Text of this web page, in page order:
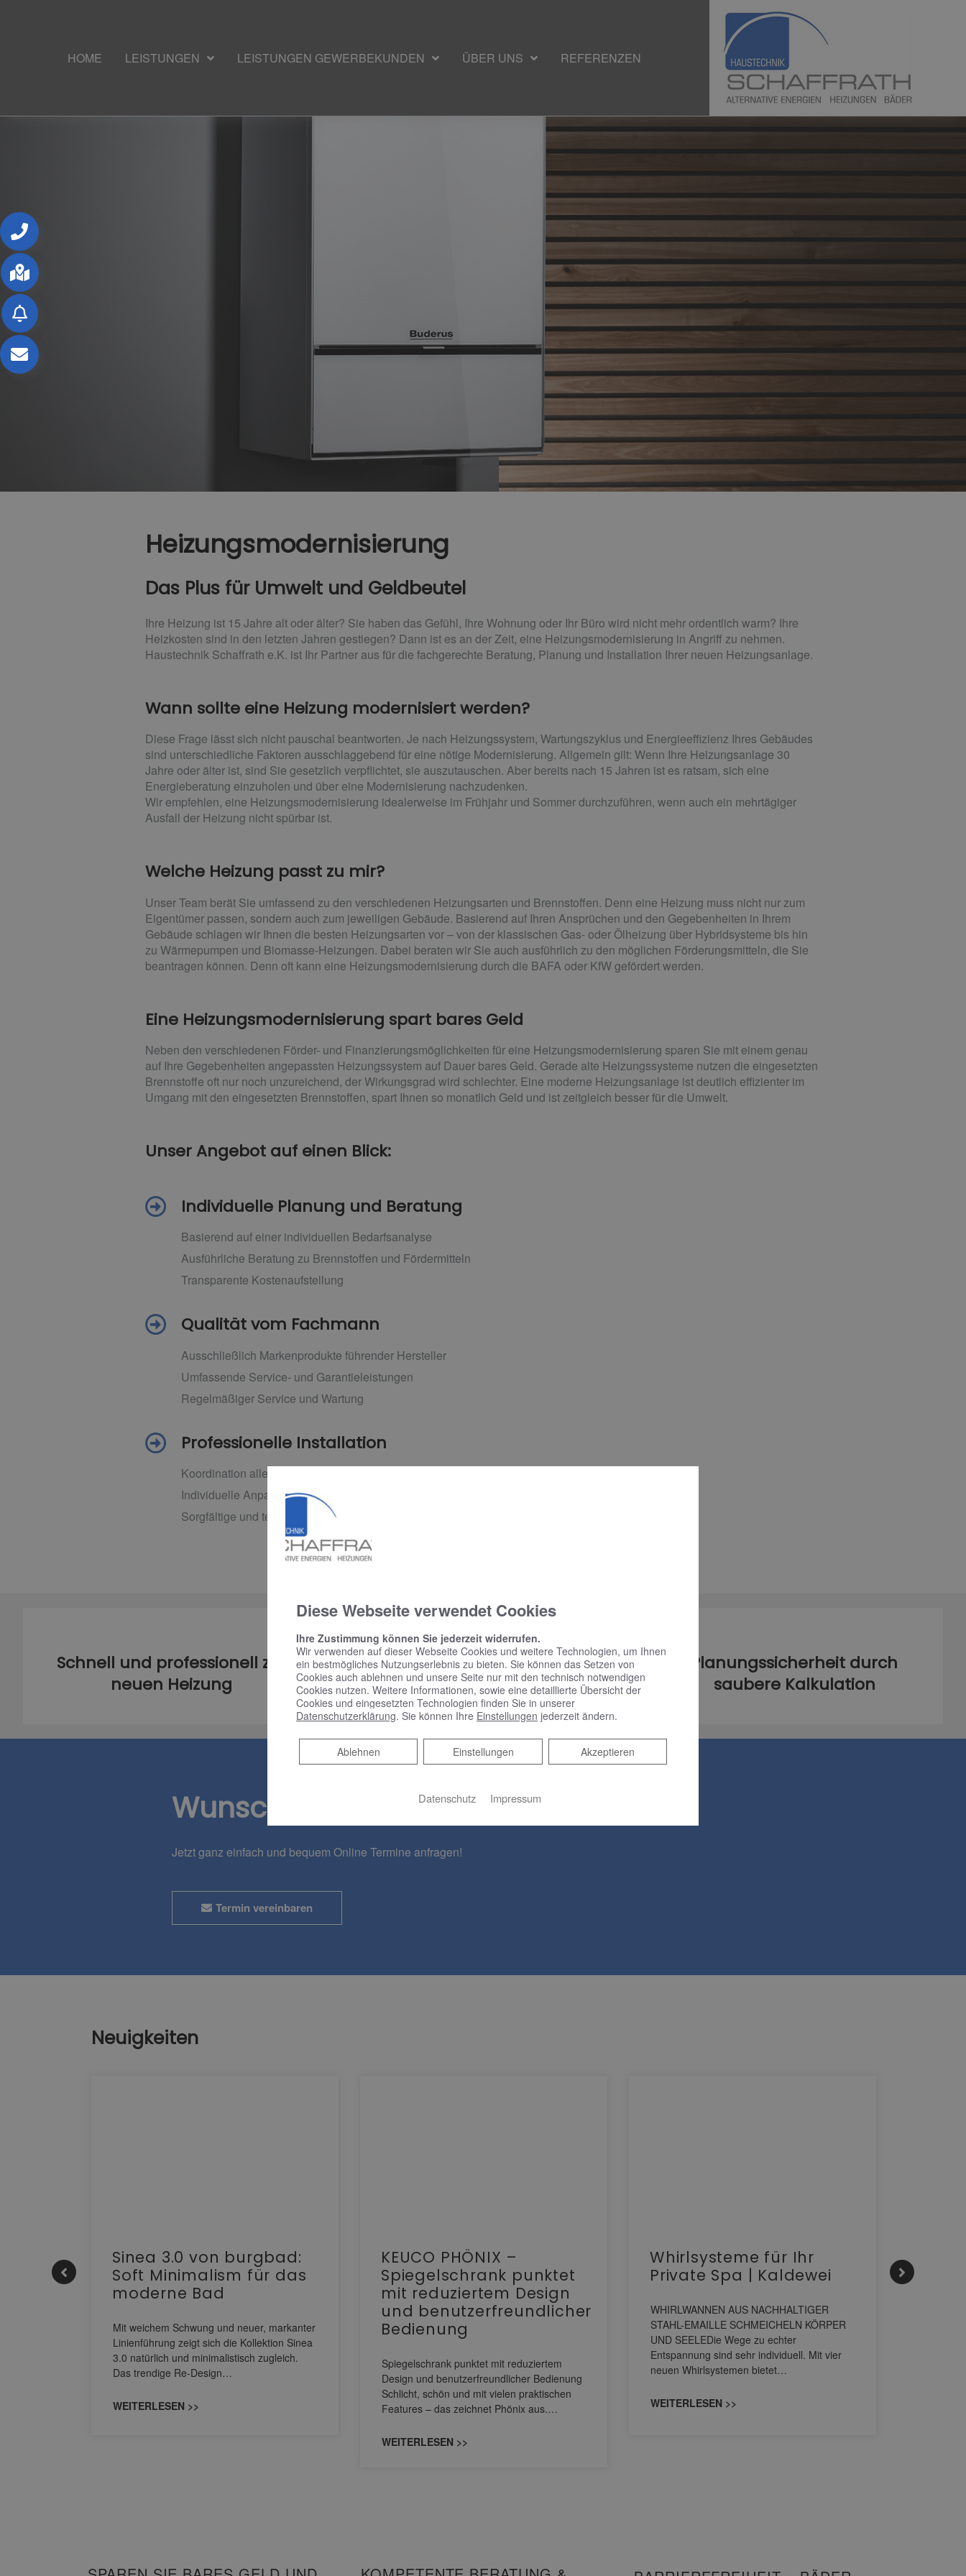
HOME LEISTUNGEN LEISTUNGEN GEWERBEKUNDEN ÜBER UNS REFERENZEN
Heizungsmodernisierung
Das Plus für Umwelt und Geldbeutel
Ihre Heizung ist 15 Jahre alt oder älter? Sie haben das Gefühl, Ihre Wohnung oder Ihr Büro wird nicht mehr ordentlich warm? Ihre
Heizkosten sind in den letzten Jahren gestiegen? Dann ist es an der Zeit, eine Heizungsmodernisierung in Angriff zu nehmen.
Haustechnik Schaffrath e.K. ist Ihr Partner aus für die fachgerechte Beratung, Planung und Installation Ihrer neuen Heizungsanlage.
Wann sollte eine Heizung modernisiert werden?
Diese Frage lässt sich nicht pauschal beantworten. Je nach Heizungssystem, Wartungszyklus und Energieeffizienz Ihres Gebäudes
sind unterschiedliche Faktoren ausschlaggebend für eine nötige Modernisierung. Allgemein gilt: Wenn Ihre Heizungsanlage 30
Jahre oder älter ist, sind Sie gesetzlich verpflichtet, sie auszutauschen. Aber bereits nach 15 Jahren ist es ratsam, sich eine
Energieberatung einzuholen und über eine Modernisierung nachzudenken.
Wir empfehlen, eine Heizungsmodernisierung idealerweise im Frühjahr und Sommer durchzuführen, wenn auch ein mehrtägiger
Ausfall der Heizung nicht spürbar ist.
Welche Heizung passt zu mir?
Unser Team berät Sie umfassend zu den verschiedenen Heizungsarten und Brennstoffen. Denn eine Heizung muss nicht nur zum
Eigentümer passen, sondern auch zum jeweiligen Gebäude. Basierend auf Ihren Ansprüchen und den Gegebenheiten in Ihrem
Gebäude schlagen wir Ihnen die besten Heizungsarten vor – von der klassischen Gas- oder Ölheizung über Hybridsysteme bis hin
zu Wärmepumpen und Biomasse-Heizungen. Dabei beraten wir Sie auch ausführlich zu den möglichen Förderungsmitteln, die Sie
beantragen können. Denn oft kann eine Heizungsmodernisierung durch die BAFA oder KfW gefördert werden.
Eine Heizungsmodernisierung spart bares Geld
Neben den verschiedenen Förder- und Finanzierungsmöglichkeiten für eine Heizungsmodernisierung sparen Sie mit einem genau
auf Ihre Gegebenheiten angepassten Heizungssystem auf Dauer bares Geld. Gerade alte Heizungssysteme nutzen die eingesetzten
Brennstoffe oft nur noch unzureichend, der Wirkungsgrad wird schlechter. Eine moderne Heizungsanlage ist deutlich effizienter im
Umgang mit den eingesetzten Brennstoffen, spart Ihnen so monatlich Geld und ist zeitgleich besser für die Umwelt.
Unser Angebot auf einen Blick:
Individuelle Planung und Beratung
Basierend auf einer individuellen Bedarfsanalyse
Ausführliche Beratung zu Brennstoffen und Fördermitteln
Transparente Kostenaufstellung
Qualität vom Fachmann
Ausschließlich Markenprodukte führender Hersteller
Umfassende Service- und Garantieleistungen
Regelmäßiger Service und Wartung
Professionelle Installation
Koordination aller beteiligten Gewerke
Individuelle Anpassung an Ihr Gebäude
Sorgfältige und termingerechte Ausführung
Schnell und professionell zur
neuen Heizung
Heizungswechsel im
Komplettpaket
Planungssicherheit durch
saubere Kalkulation
Wunschtermin
Jetzt ganz einfach und bequem Online Termine anfragen!
Termin vereinbaren
Neuigkeiten
Sinea 3.0 von burgbad:
Soft Minimalism für das
moderne Bad
Mit weichem Schwung und neuer, markanter
Linienführung zeigt sich die Kollektion Sinea
3.0 natürlich und minimalistisch zugleich.
Das trendige Re-Design…
WEITERLESEN >>
KEUCO PHÖNIX –
Spiegelschrank punktet
mit reduziertem Design
und benutzerfreundlicher
Bedienung
Spiegelschrank punktet mit reduziertem
Design und benutzerfreundlicher Bedienung
Schlicht, schön und mit vielen praktischen
Features – das zeichnet Phönix aus.…
WEITERLESEN >>
Whirlsysteme für Ihr
Private Spa | Kaldewei
WHIRLWANNEN AUS NACHHALTIGER
STAHL-EMAILLE SCHMEICHELN KÖRPER
UND SEELEDie Wege zu echter
Entspannung sind sehr individuell. Mit vier
neuen Whirlsystemen bietet…
WEITERLESEN >>
Diese Webseite verwendet Cookies
Ihre Zustimmung können Sie jederzeit widerrufen.
Wir verwenden auf dieser Webseite Cookies und weitere Technologien, um Ihnen
ein bestmögliches Nutzungserlebnis zu bieten. Sie können das Setzen von
Cookies auch ablehnen und unsere Seite nur mit den technisch notwendigen
Cookies nutzen. Weitere Informationen, sowie eine detaillierte Übersicht der
Cookies und eingesetzten Technologien finden Sie in unserer
Datenschutzerklärung. Sie können Ihre Einstellungen jederzeit ändern.
Akzeptieren
Einstellungen
Ablehnen
Ablehnen
Datenschutz Impressum